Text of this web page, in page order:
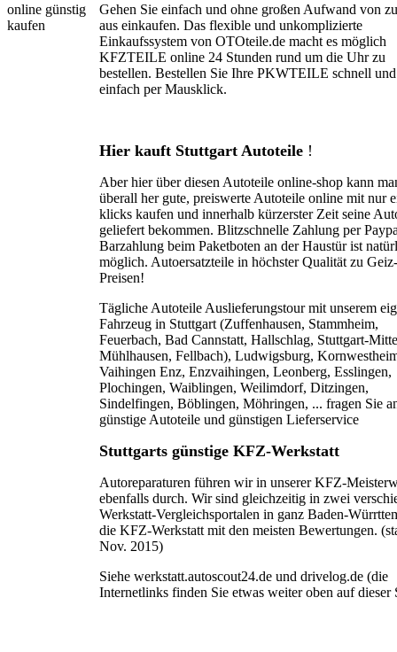
Gehen Sie einfach und ohne großen Aufwand von
aus einkaufen. Das flexible und unkomplizierte
Einkaufssystem von OTOteile.de macht es möglich
KFZTEILE online 24 Stunden rund um die Uhr zu
bestellen. Bestellen Sie Ihre PKWTEILE schnell und
einfach per Mausklick.
Hier kauft Stuttgart Autoteile !
Aber hier über diesen Autoteile online-shop kann
überall her gute, preiswerte Autoteile online mit nur
klicks kaufen und innerhalb kürzerster Zeit seine
geliefert bekommen. Blitzschnelle Zahlung per
Barzahlung beim Paketboten an der Haustür ist
möglich. Autoersatzteile in höchster Qualität zu Geiz-
Preisen!
Tägliche Autoteile Auslieferungstour mit unserem
Fahrzeug in Stuttgart (Zuffenhausen, Stammheim,
Feuerbach, Bad Cannstatt, Hallschlag, Stuttgart-
Mühlhausen, Fellbach), Ludwigsburg,
Vaihingen Enz, Enzvaihingen, Leonberg, Esslingen,
Plochingen, Waiblingen, Weilimdorf, Ditzingen,
Sindelfingen, Böblingen, Möhringen, ... fragen Sie
günstige Autoteile und günstigen Lieferservice
Stuttgarts günstige KFZ-Werkstatt
Autoreparaturen führen wir in unserer KFZ-
ebenfalls durch. Wir sind gleichzeitig in zwei
Werkstatt-Vergleichsportalen in ganz Baden-
die KFZ-Werkstatt mit den meisten Bewertungen.
Nov. 2015)
Siehe werkstatt.autoscout24.de und drivelog.de (die
Internetlinks finden Sie etwas weiter oben auf dieser